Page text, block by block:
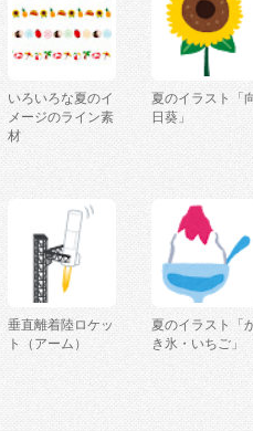
いろいろな夏のイ
メージのライン素
材
夏のイラスト「
日葵」
垂直離着陸ロケッ
ト（アーム）
夏のイラスト「
き氷・いちご」